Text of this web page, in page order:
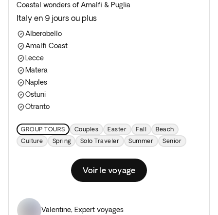
Coastal wonders of Amalfi & Puglia
Italy en 9 jours ou plus
Alberobello
Amalfi Coast
Lecce
Matera
Naples
Ostuni
Otranto
GROUP TOURS Couples Easter Fall
Beach
Culture
Spring Solo Traveler Summer Senior
Voir le voyage
Valentine, Expert voyages